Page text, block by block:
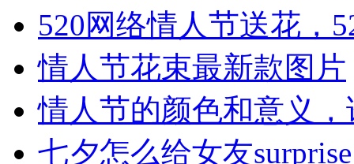
520网络情人节送花，
情人节花束最新款图片
情人节的颜色和意义，
七夕怎么给女友